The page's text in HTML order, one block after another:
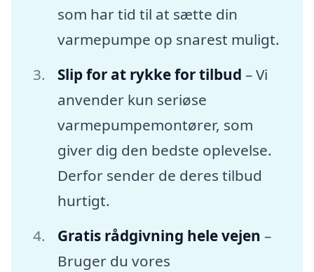
som har tid til at sætte din
varmepumpe op snarest muligt.
Slip for at rykke for tilbud – Vi
anvender kun seriøse
varmepumpemontører, som
giver dig den bedste oplevelse.
Derfor sender de deres tilbud
hurtigt.
Gratis rådgivning hele vejen –
Bruger du vores